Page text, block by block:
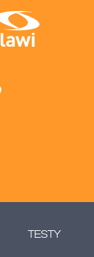
TESTY